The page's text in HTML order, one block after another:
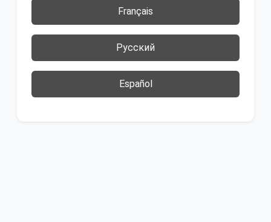
Français
Русский
Español